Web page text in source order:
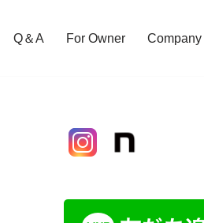
Q＆A For Owner Company